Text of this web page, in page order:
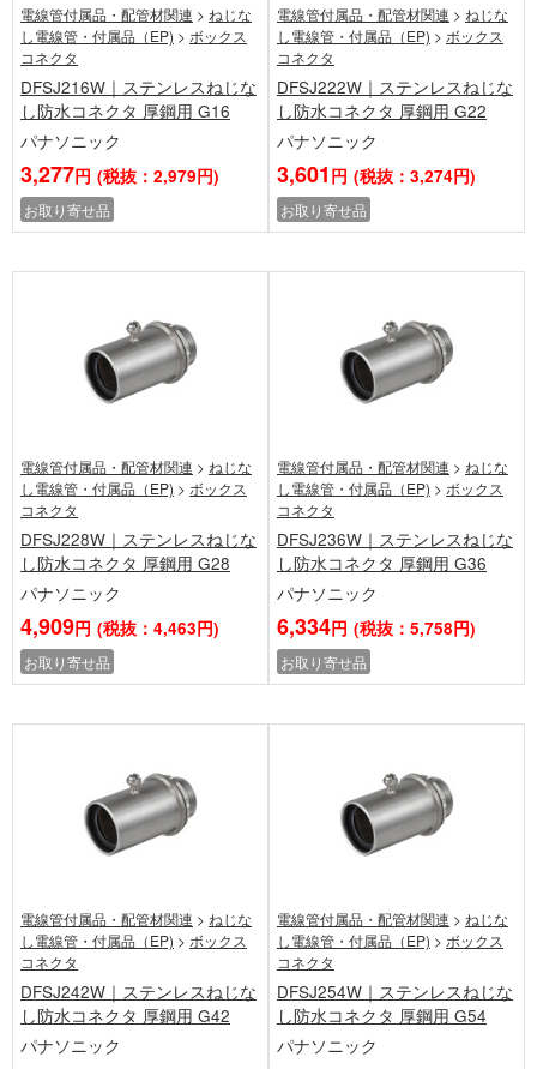
電線管付属品・配管材関連 > ねじな
し電線管・付属品（EP) > ボックス
コネクタ
DFSJ216W｜ステンレスねじな
し防水コネクタ 厚鋼用 G16
パナソニック
3,277円 (税抜：2,979円)
お取り寄せ品
電線管付属品・配管材関連 > ねじな
し電線管・付属品（EP) > ボックス
コネクタ
DFSJ222W｜ステンレスねじな
し防水コネクタ 厚鋼用 G22
パナソニック
3,601 円 (税抜：3,274円)
お取り寄せ品
電線管付属品・配管材関連 > ねじな
し電線管・付属品（EP) > ボックス
コネクタ
DFSJ228W｜ステンレスねじな
し防水コネクタ 厚鋼用 G28
パナソニック
4,909円 (税抜：4,463円)
お取り寄せ品
電線管付属品・配管材関連 > ねじな
し電線管・付属品（EP) > ボックス
コネクタ
DFSJ236W｜ステンレスねじな
し防水コネクタ 厚鋼用 G36
パナソニック
6,334円 (税抜：5,758円)
お取り寄せ品
電線管付属品・配管材関連 > ねじな
し電線管・付属品（EP) > ボックス
コネクタ
DFSJ242W｜ステンレスねじな
し防水コネクタ 厚鋼用 G42
パナソニック
電線管付属品・配管材関連 > ねじな
し電線管・付属品（EP) > ボックス
コネクタ
DFSJ254W｜ステンレスねじな
し防水コネクタ 厚鋼用 G54
パナソニック